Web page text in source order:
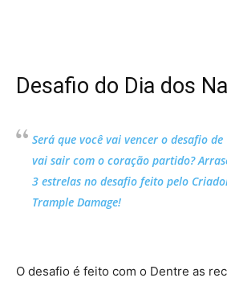
Desafio do Dia dos
Será que você vai vencer o desafio de
vai sair com o coração partido?
3 estrelas no desafio feito pelo
Trample Damage!
O desafio é feito com o Dentre as